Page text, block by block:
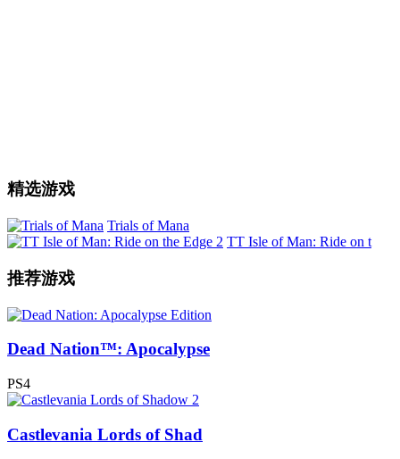
精选游戏
Trials of Mana
TT Isle of Man: Ride on t
推荐游戏
Dead Nation™: Apocalypse
PS4
Castlevania Lords of Shad